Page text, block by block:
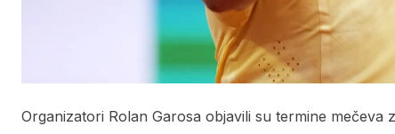
Organizatori Rolan Garosa objavili su termine